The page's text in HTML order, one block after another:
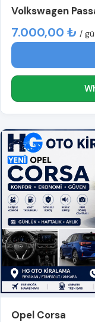
Volkswagen
7.000,00 ₺ /
Opel Corsa